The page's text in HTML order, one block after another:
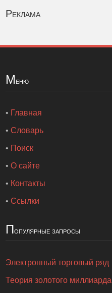
Реклама
Меню
• Главная
•Словарь
• Поиск
•О сайте
• Контакты
•Ссылки
Популярные запросы
Электронный торговый ряд
Теория золотого миллиарда